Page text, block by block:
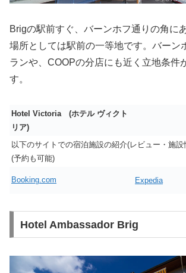
Brigの駅前すぐ、バーンホフ通りの角に
場所としては駅前の一等地です。バーン
ランや、COOPの分店にも近く立地条件
す。
Hotel Victoria (ホテル ヴィクト
リア)
以下のサイトでの宿泊施設の紹介(レビュー・施設
(予約も可能)
Booking.com Expedia
Hotel Ambassador Brig